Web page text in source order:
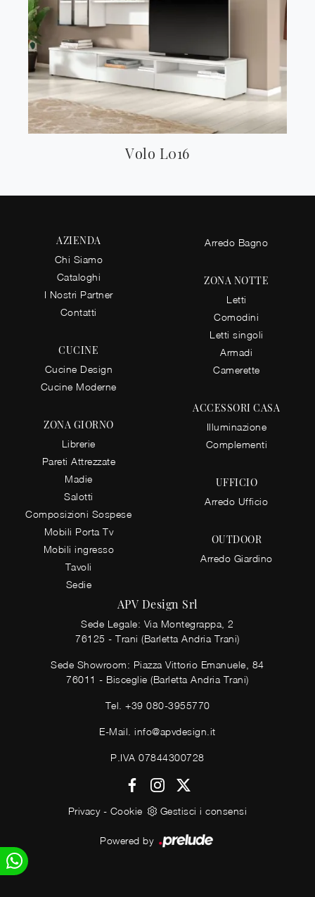
Volo L016
AZIENDA
Chi Siamo
Cataloghi
I Nostri Partner
Contatti
CUCINE
Cucine Design
Cucine Moderne
ZONA GIORNO
Librerie
Pareti Attrezzate
Madie
Salotti
Composizioni Sospese
Mobili Porta Tv
Mobili ingresso
Tavoli
Sedie
Arredo Bagno
ZONA NOTTE
Letti
Comodini
Letti singoli
Armadi
Camerette
ACCESSORI CASA
Illuminazione
Complementi
UFFICIO
Arredo Ufficio
OUTDOOR
Arredo Giardino
APV Design Srl
Sede Legale: Via Montegrappa, 2
76125 - Trani (Barletta Andria Trani)
Sede Showroom: Piazza Vittorio Emanuele, 84
76011 - Bisceglie (Barletta Andria Trani)
Tel. +39 080-3955770
E-Mail.info@apvdesign.it
P.IVA 07844300728
Privacy- Cookie Gestisci i consensi
Powered by